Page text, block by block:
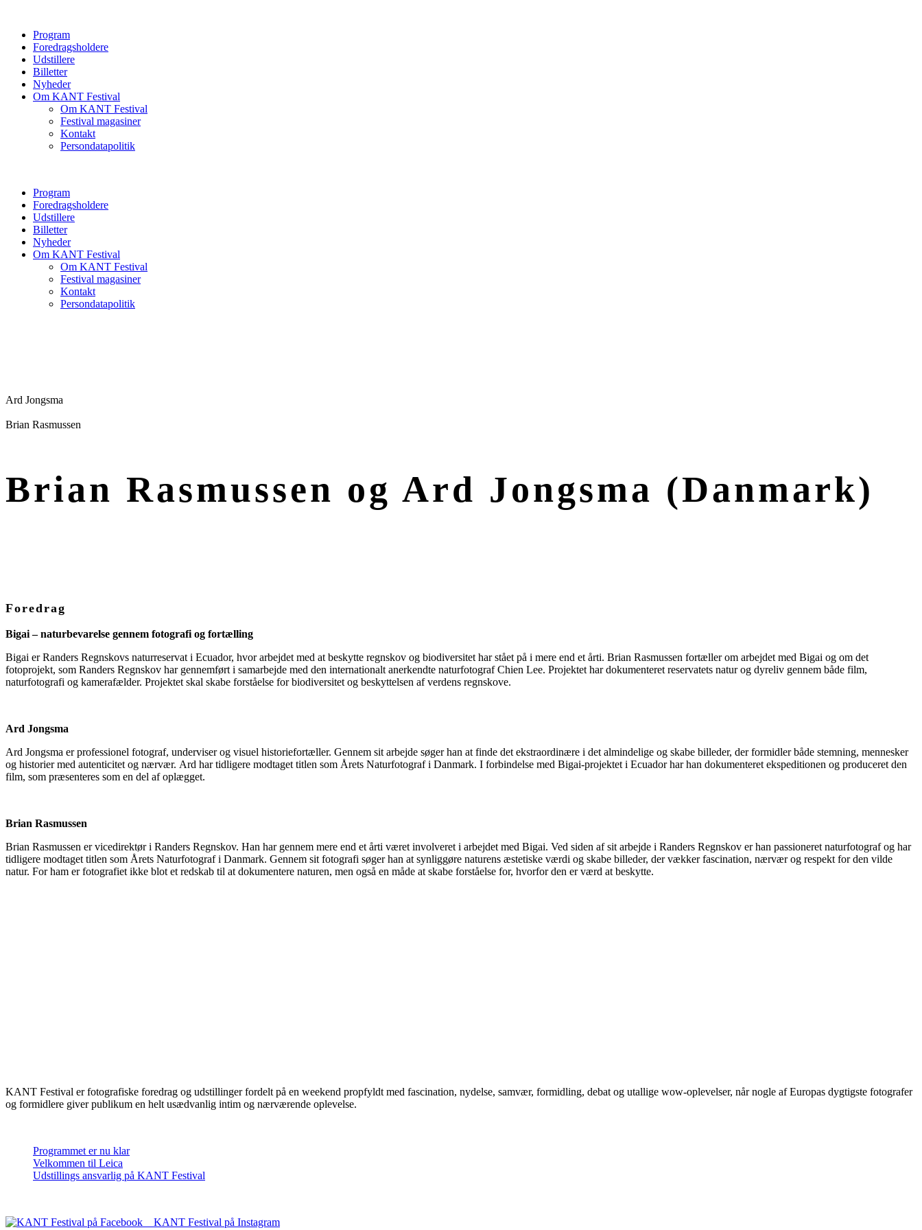
Program
Foredragsholdere
Udstillere
Billetter
Nyheder
Om KANT Festival
Om KANT Festival
Festival magasiner
Kontakt
Persondatapolitik
Program
Foredragsholdere
Udstillere
Billetter
Nyheder
Om KANT Festival
Om KANT Festival
Festival magasiner
Kontakt
Persondatapolitik
Ard Jongsma
Brian Rasmussen
Brian Rasmussen og Ard Jongsma (Danmark)
Foredrag
Bigai – naturbevarelse gennem fotografi og fortælling
Bigai er Randers Regnskovs naturreservat i Ecuador, hvor arbejdet med at beskytte regnskov og biodiversitet har stået på i mere end et årti. Brian Rasmussen fortæller om arbejdet med Bigai og om det
fotoprojekt, som Randers Regnskov har gennemført i samarbejde med den internationalt anerkendte naturfotograf Chien Lee. Projektet har dokumenteret reservatets natur og dyreliv gennem både film,
naturfotografi og kamerafælder. Projektet skal skabe forståelse for biodiversitet og beskyttelsen af verdens regnskove.
Ard Jongsma
Ard Jongsma er professionel fotograf, underviser og visuel historiefortæller. Gennem sit arbejde søger han at finde det ekstraordinære i det almindelige og skabe billeder, der formidler både stemning, mennesker
og historier med autenticitet og nærvær. Ard har tidligere modtaget titlen som Årets Naturfotograf i Danmark. I forbindelse med Bigai-projektet i Ecuador har han dokumenteret ekspeditionen og produceret den
film, som præsenteres som en del af oplægget.
Brian Rasmussen
Brian Rasmussen er vicedirektør i Randers Regnskov. Han har gennem mere end et årti været involveret i arbejdet med Bigai. Ved siden af sit arbejde i Randers Regnskov er han passioneret naturfotograf og har
tidligere modtaget titlen som Årets Naturfotograf i Danmark. Gennem sit fotografi søger han at synliggøre naturens æstetiske værdi og skabe billeder, der vækker fascination, nærvær og respekt for den vilde
natur. For ham er fotografiet ikke blot et redskab til at dokumentere naturen, men også en måde at skabe forståelse for, hvorfor den er værd at beskytte.
KANT Festival er fotografiske foredrag og udstillinger fordelt på en weekend propfyldt med fascination, nydelse, samvær, formidling, debat og utallige wow-oplevelser, når nogle af Europas dygtigste fotografer
og formidlere giver publikum en helt usædvanlig intim og nærværende oplevelse.
Programmet er nu klar
Velkommen til Leica
Udstillings ansvarlig på KANT Festival
KANT Festival på Instagram